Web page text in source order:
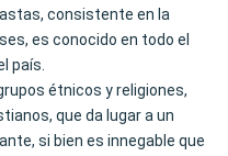
consistente en la
es conocido en todo el
país.
étnicos y religiones,
que da lugar a un
si bien es innegable que